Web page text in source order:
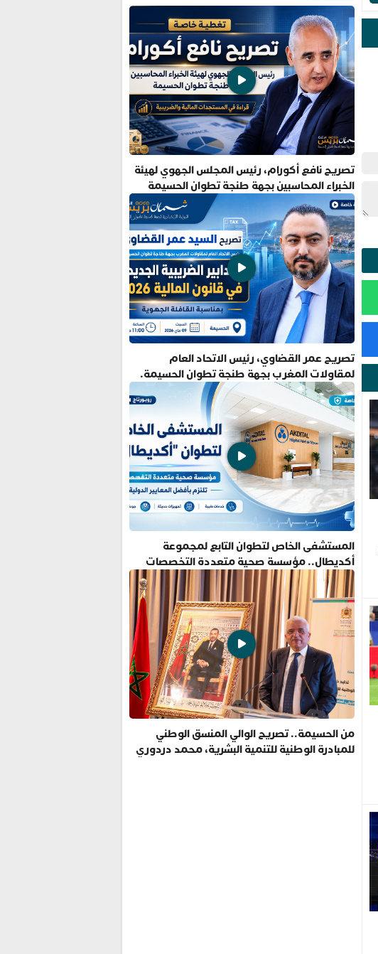
تصريح نافع أكورام، رئيس المجلس الجهوي لهيئة
الخبراء المحاسبين بجهة طنجة تطوان الحسيمة
تصريح عمر القضاوي، رئيس الاتحاد العام
لمقاولات المغرب بجهة طنجة تطوان الحسيمة.
المستشفى الخاص لتطوان التابع لمجموعة
أكديطال.. مؤسسة صحية متعددة التخصصات
تلتزم بأفضل المعايير الدولية
من الحسيمة.. تصريح الوالي المنسق الوطني
للمبادرة الوطنية للتنمية البشرية، محمد دردوري